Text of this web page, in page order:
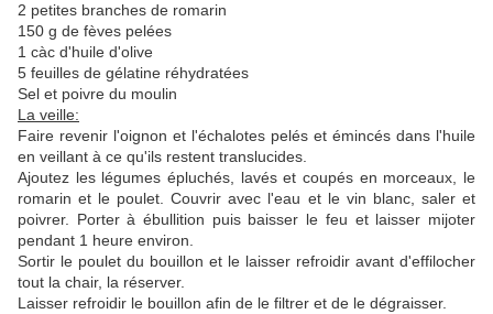
2 petites branches de romarin
150 g de fèves pelées
1 càc d'huile d'olive
5 feuilles de gélatine réhydratées
Sel et poivre du moulin
La veille:
Faire revenir l'oignon et l'échalotes pelés et émincés dans l'huile
en veillant à ce qu'ils restent translucides.
Ajoutez les légumes épluchés, lavés et coupés en morceaux, le
romarin et le poulet. Couvrir avec l'eau et le vin blanc, saler et
poivrer. Porter à ébullition puis baisser le feu et laisser mijoter
pendant 1 heure environ.
Sortir le poulet du bouillon et le laisser refroidir avant d'effilocher
tout la chair, la réserver.
Laisser refroidir le bouillon afin de le filtrer et de le dégraisser.